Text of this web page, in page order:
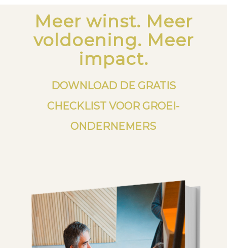
Meer winst. Meer
voldoening. Meer
impact.
DOWNLOAD DE GRATIS
CHECKLIST VOOR GROEI-
ONDERNEMERS